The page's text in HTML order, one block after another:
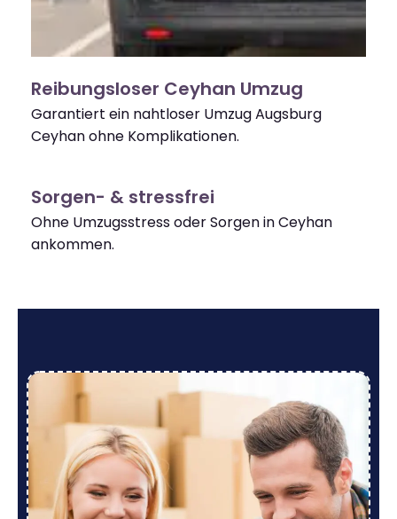
Reibungsloser Ceyhan Umzug
Garantiert ein nahtloser Umzug Augsburg
Ceyhan ohne Komplikationen.
Sorgen- & stressfrei
Ohne Umzugsstress oder Sorgen in Ceyhan
ankommen.